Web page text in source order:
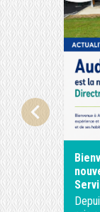
chevron_left